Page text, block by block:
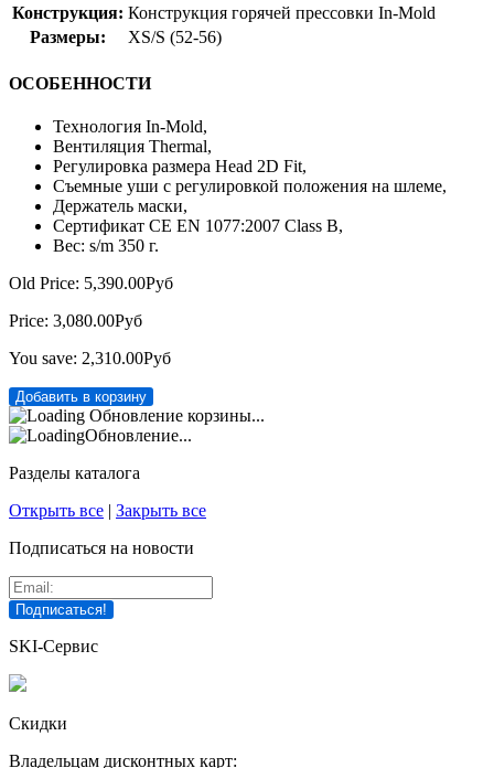
Конструкция: Конструкция горячей прессовки In-Mold
Размеры:
XS/S (52-56)
ОСОБЕННОСТИ
Технология In-Mold,
Вентиляция Thermal,
Регулировка размера Head 2D Fit,
Съемные уши с регулировкой положения на шлеме,
Держатель маски,
Сертификат CE EN 1077:2007 Class B,
Вес: s/m 350 г.
Old Price: 5,390.00Руб
Price: 3,080.00Руб
You save: 2,310.00Руб
Обновление корзины...
Обновление...
Разделы каталога
Открыть все | Закрыть все
Подписаться на новости
SKI-Сервис
Скидки
Владельцам дисконтных карт: